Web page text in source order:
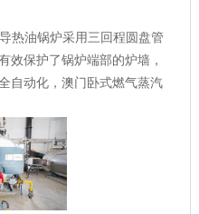
热油锅炉采用三回程圆盘管
效保护了锅炉端部的炉墙，
自动化，澳门卧式燃气蒸汽